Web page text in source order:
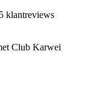
klantreviews
Club Karwei